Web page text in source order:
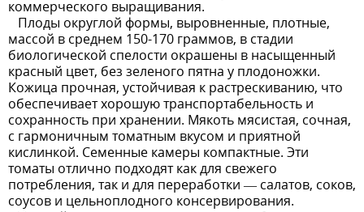
коммерческого выращивания.
Плоды округлой формы, выровненные, плотные,
массой в среднем 150-170 граммов, в стадии
биологической спелости окрашены в насыщенный
красный цвет, без зеленого пятна у плодоножки.
Кожица прочная, устойчивая к растрескиванию, что
обеспечивает хорошую транспортабельность и
сохранность при хранении. Мякоть мясистая, сочная,
с гармоничным томатным вкусом и приятной
кислинкой. Семенные камеры компактные. Эти
томаты отлично подходят как для свежего
потребления, так и для переработки — салатов, соков,
соусов и цельноплодного консервирования.